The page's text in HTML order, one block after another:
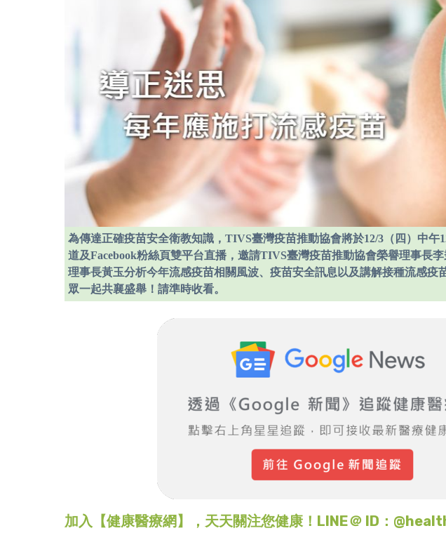
為傳達正確疫苗安全衛教知識，TIVS臺灣疫苗推動協會將於12/3（四）中午
道及Facebook粉絲頁雙平台直播，邀請TIVS臺灣疫苗推動協會榮譽理事長
理事長黃玉分析今年流感疫苗相關風波、疫苗安全訊息以及講解接種流感疫
眾一起共襄盛舉！請準時收看。
加入【健康醫療網】，天天關注您健康！LINE＠ ID：